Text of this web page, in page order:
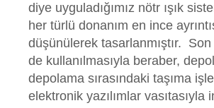
diye uyguladığımız nötr ışık
her türlü donanım en ince
düşünülerek tasarlanmıştır.
de kullanılmasıyla beraber,
depolama sırasındaki taşıma
elektronik yazılımlar vasıtasıyla